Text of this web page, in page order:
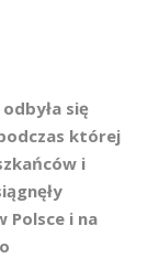
się
której
i
Polsce i na